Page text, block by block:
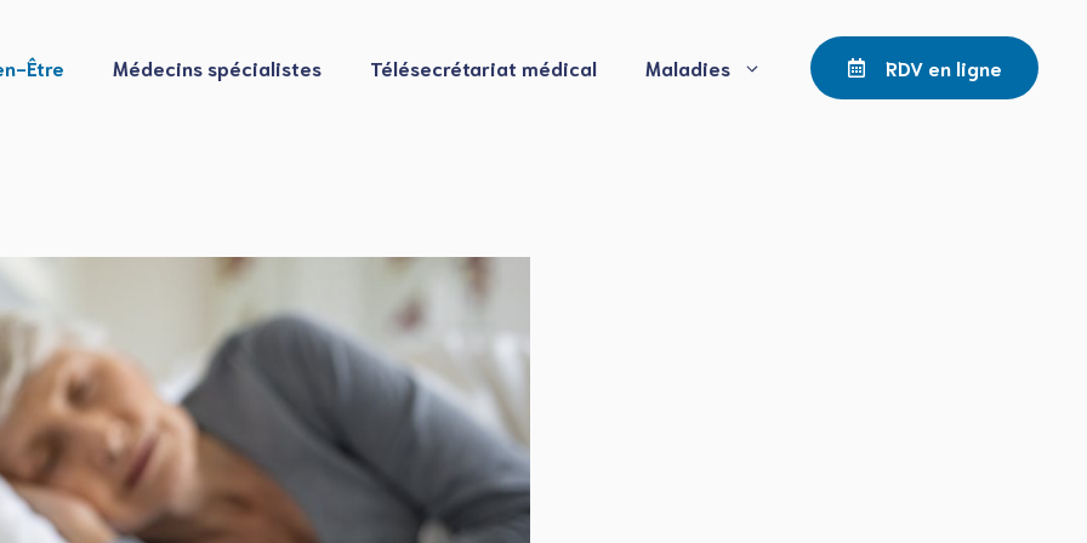
Être Médecins spécialistes Télésecrétariat médical Maladies RDV en ligne